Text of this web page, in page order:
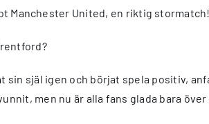
Manchester United, en riktig stormatch!
själ igen och börjat spela positiv,
men nu är alla fans glada bara